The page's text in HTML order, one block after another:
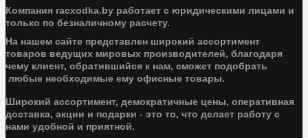
Компания racxodka.by работает с юридическими лицами и
только по безналичному расчету.
На нашем сайте представлен широкий ассортимент
товаров ведущих мировых производителей, благодаря
чему клиент, обратившийся к нам, сможет подобрать
любые необходимые ему офисные товары.
Широкий ассортимент, демократичные цены, оперативная
доставка, акции и подарки - это то, что делает работу с
нами удобной и приятной.